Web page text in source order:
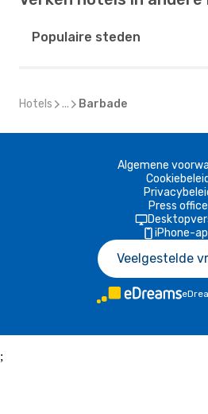
Populaire steden
Hotels ... Barbade
Algemene
Cookiebeleid
Press office
iPhone-
Veelgestelde
;